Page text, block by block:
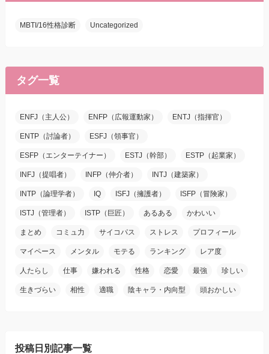
MBTI/16性格診断 Uncategorized
タグ一覧
ENFJ（主人公） ENFP（広報運動家） ENTJ（指揮官）
ENTP（討論者） ESFJ（領事官）
ESFP（エンターテイナー） ESTJ（幹部） ESTP（起業家）
INFJ（提唱者） INFP（仲介者） INTJ（建築家）
INTP（論理学者） IQ ISFJ（擁護者） ISFP（冒険家）
ISTJ（管理者） ISTP（巨匠） あるある かわいい
まとめ コミュ力 サイコパス ストレス プロフィール
マイペース メンタル モテる ランキング レア度
人たらし 仕事 嫌われる 性格 恋愛 最強 珍しい
生きづらい 相性 適職 陰キャラ・内向型 頭おかしい
投稿日別記事一覧